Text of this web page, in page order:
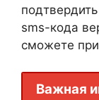
sms-кода
сможете
Важная